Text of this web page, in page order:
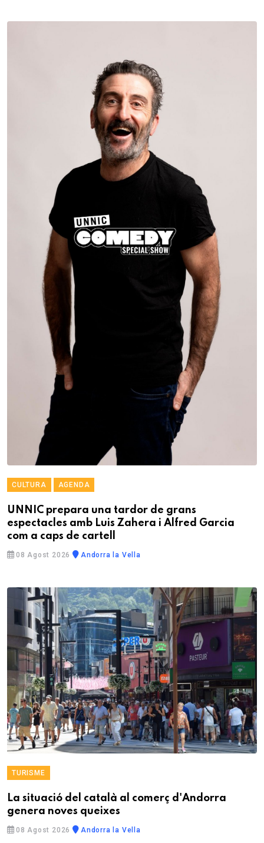
CULTURA AGENDA
UNNIC prepara una tardor de grans
espectacles amb Luis Zahera i Alfred Garcia
com a caps de cartell
08 Agost 2026 Andorra la Vella
TURISME
La situació del català al comerç d'Andorra
genera noves queixes
08 Agost 2026 Andorra la Vella